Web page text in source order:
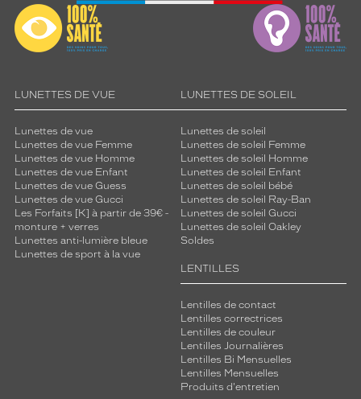
LUNETTES DE VUE
Lunettes de vue
Lunettes de vue Femme
Lunettes de vue Homme
Lunettes de vue Enfant
Lunettes de vue Guess
Lunettes de vue Gucci
Les Forfaits [K] à partir de 39€ -
monture + verres
Lunettes anti-lumière bleue
Lunettes de sport à la vue
LUNETTES DE SOLEIL
Lunettes de soleil
Lunettes de soleil Femme
Lunettes de soleil Homme
Lunettes de soleil Enfant
Lunettes de soleil bébé
Lunettes de soleil Ray-Ban
Lunettes de soleil Gucci
Lunettes de soleil Oakley
Soldes
LENTILLES
Lentilles de contact
Lentilles correctrices
Lentilles de couleur
Lentilles Journalières
Lentilles Bi Mensuelles
Lentilles Mensuelles
Produits d'entretien